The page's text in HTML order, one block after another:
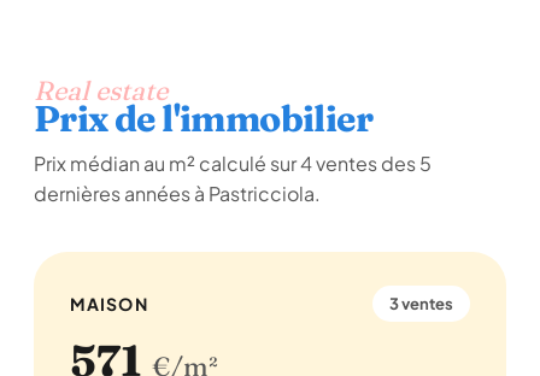
Real estate
Prix de l'immobilier
Prix médian au m² calculé sur 4 ventes des 5
dernières années à Pastricciola.
MAISON 3 ventes
571 €/m²